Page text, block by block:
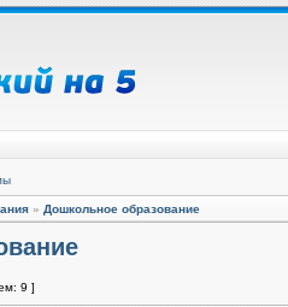
» Дошкольное образование
9 ]